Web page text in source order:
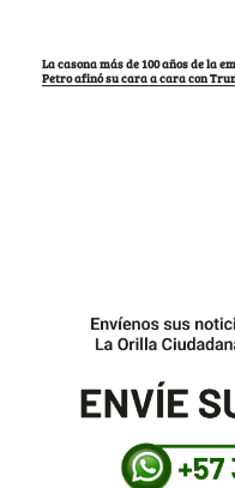
La casona más de 100 años de la
Petro afinó su cara a cara con